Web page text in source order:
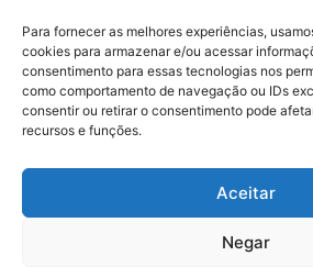
Para fornecer as melhores experiências,
cookies para armazenar e/ou acessar
consentimento para essas tecnologias nos
como comportamento de navegação ou IDs
consentir ou retirar o consentimento pode
recursos e funções.
Aceitar
Negar
Escolha do Editor
Justiça Itinerante garante
fundiária e casamento comunitário
famílias em Portel
21 de maio de 2026
feminino pelos Jogos Estudantis